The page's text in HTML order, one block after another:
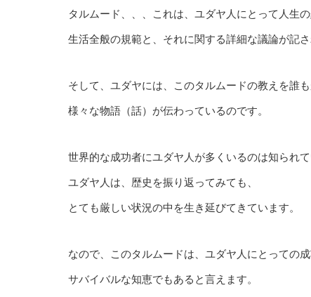
タルムード、、、これは、ユダヤ人にとって人生
生活全般の規範と、それに関する詳細な議論が記さ
そして、ユダヤには、このタルムードの教えを誰も
様々な物語（話）が伝わっているのです。
世界的な成功者にユダヤ人が多くいるのは知られて
ユダヤ人は、歴史を振り返ってみても、
とても厳しい状況の中を生き延びてきています。
なので、このタルムードは、ユダヤ人にとっての成
サバイバルな知恵でもあると言えます。